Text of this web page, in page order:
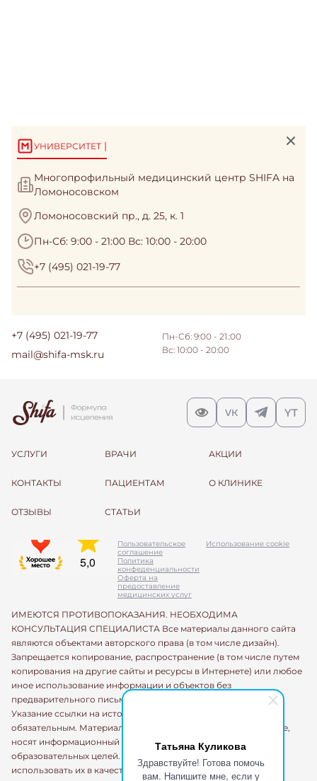
Татьяна Куликова
Здравствуйте! Готова помочь
вам. Напишите мне, если у
УНИВЕРСИТЕТ |
Многопрофильный медицинский центр SHIFA на
Ломоносовском
Ломоносовский пр., д. 25, к. 1
Пн-Сб: 9:00 - 21:00 Вс: 10:00 - 20:00
+7 (495) 021-19-77
+7 (495) 021-19-77
mail@shifa-msk.ru
Пн-Сб: 9:00 - 21.:00
Вс: 10:00 - 20:00
УСЛУГИ ВРАЧИ АКЦИИ
КОНТАКТЫ ПАЦИЕНТАМ О КЛИНИКЕ
ОТЗЫВЫ СТАТЬИ
Пользовательское
соглашение
Политика
конфеденциальности
Оферта на
предоставление
медицинских услуг
Использование cookie
ИМЕЮТСЯ ПРОТИВОПОКАЗАНИЯ. НЕОБХОДИМА
КОНСУЛЬТАЦИЯ СПЕЦИАЛИСТА Все материалы данного сайта
являются объектами авторского права (в том числе дизайн).
Запрещается копирование, распространение (в том числе путем
копирования на другие сайты и ресурсы в Интернете) или любое
иное использование информации и объектов без
предварительного письменного согласия правообладателя.
Указание ссылки на источник информации является
обязательным. Материалы, размещенные на данной странице,
носят информационный характер и предназначены для
образовательных целей. Посетители сайта не должны
использовать их в качестве медицинских рекомендаций.